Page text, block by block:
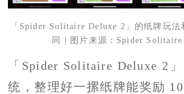
「Spider Solitaire Deluxe 2」的纸牌玩法
同 | 图片来源：Spider Solitaire
「Spider Solitaire Deluxe 2
统，整理好一摞纸牌能奖励